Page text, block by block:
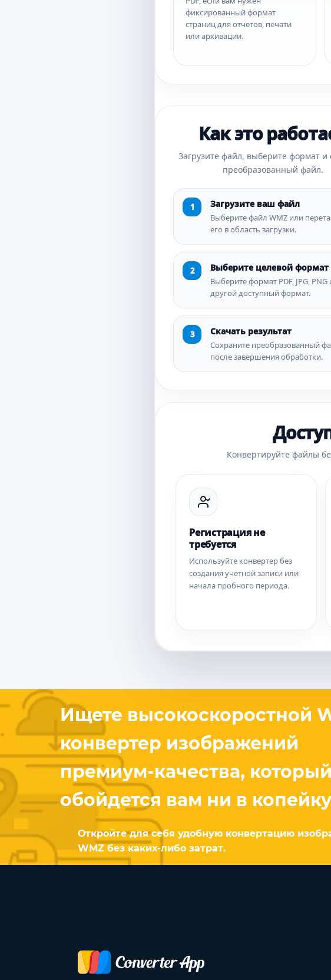
фиксированный формат
страниц для отчетов, печати
или архивации.
Как это
Загрузите файл, выберите формат и
преобразованный файл.
Загрузите ваш файл
Выберите файл WMZ или
его в область загрузки.
Выберите целевой формат
Выберите формат PDF, JPG, PNG
другой доступный формат.
Скачать результат
Сохраните преобразованный
после завершения обработки.
Конвертируйте файлы
Регистрация не
требуется
Используйте конвертер без
создания учетной записи или
начала пробного периода.
Ищете высокоскоростной
конвертер изображений
премиум-качества,
обойдется вам ни в
Откройте для себя удобную конвертацию
WMZ без каких-либо затрат.